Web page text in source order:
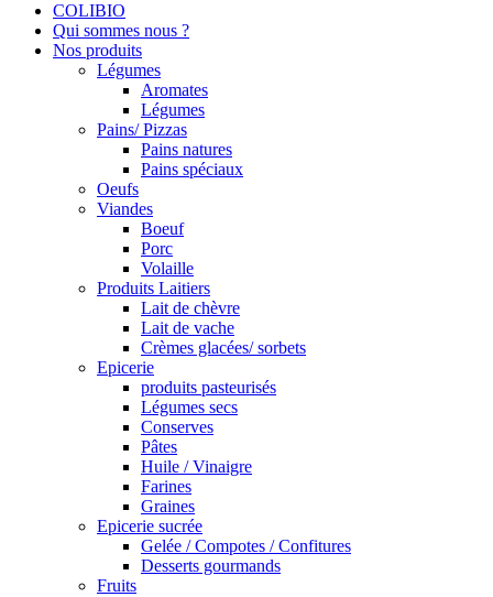
COLIBIO
Qui sommes nous ?
Nos produits
Légumes
Aromates
Légumes
Pains/ Pizzas
Pains natures
Pains spéciaux
Oeufs
Viandes
Boeuf
Porc
Volaille
Produits Laitiers
Lait de chèvre
Lait de vache
Crèmes glacées/ sorbets
Epicerie
produits pasteurisés
Légumes secs
Conserves
Pâtes
Huile / Vinaigre
Farines
Graines
Epicerie sucrée
Gelée / Compotes / Confitures
Desserts gourmands
Fruits